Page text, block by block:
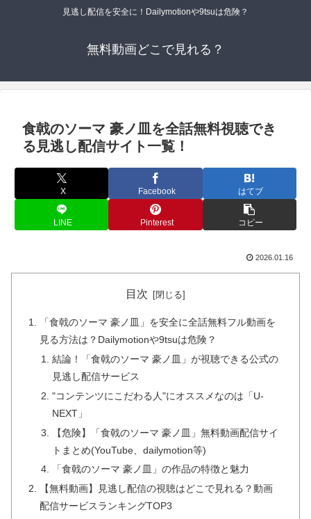
見逃し配信を安全に！Dailymotionや9tsuは危険？
無料動画どこで見れる？
食戟のソーマ 豪ノ皿を全話無料視聴でき
る見逃し配信サイト一覧！
X Facebook はてブ
LINE Pinterest コピー
2026.01.16
目次
「食戟のソーマ 豪ノ皿」を安全に全話無料フル動画を
見る方法は？Dailymotionや9tsuは危険？
結論！「食戟のソーマ 豪ノ皿」が視聴できる公式の
見逃し配信サービス
"コンテンツにこだわる人"にオススメなのは「U-
NEXT」
【危険】「食戟のソーマ 豪ノ皿」無料動画配信サイ
トまとめ(YouTube、dailymotion等)
「食戟のソーマ 豪ノ皿」の作品の特徴と魅力
【無料動画】見逃し配信の視聴はどこで見れる？動画
配信サービスランキングTOP3